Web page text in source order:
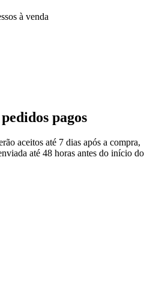
à venda
pagos
aceitos até 7 dias após a compra,
até 48 horas antes do início do